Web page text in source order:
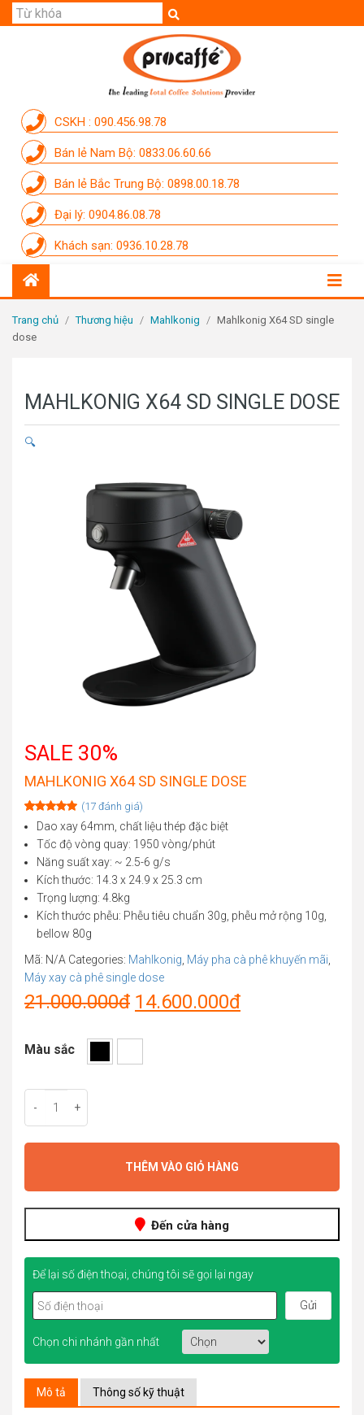
CSKH : 090.456.98.78
Bán lẻ Nam Bộ: 0833.06.60.66
Bán lẻ Bắc Trung Bộ: 0898.00.18.78
Đại lý: 0904.86.08.78
Khách sạn: 0936.10.28.78
DỊCH VỤ
CẨM NANG
THÀNH VIÊN PROCAFFE
KHUYẾN MÃI
SỰ KIỆN THƯƠNG HIỆU
LIÊN HỆ
Trang chủ / Thương hiệu / Mahlkonig / Mahlkonig X64 SD single
dose
MAHLKONIG X64 SD SINGLE DOSE
🔍
SALE 30%
MAHLKONIG X64 SD SINGLE DOSE
Rated5.00
based on
17
customer
ratings
(17đánh giá)
Dao xay 64mm, chất liệu thép đặc biệt
Tốc độ vòng quay: 1950 vòng/phút
Năng suất xay: ~ 2.5-6 g/s
Kích thước: 14.3 x 24.9 x 25.3 cm
Trọng lượng: 4.8kg
Kích thước phễu: Phễu tiêu chuẩn 30g, phễu mở rộng 10g,
bellow 80g
Mã: N/A Categories: Mahlkonig Máy pha cà phê khuyến mãi
Máy xay cà phê single dose
21.000.000đ Original
price
was:
14.600.000đCurrent
Màu sắc
- +
THÊM VÀO GIỎ HÀNG
Đến cửa hàng
Để lại số điện thoại, chúng tôi sẽ gọi lại ngay
Chọn chi nhánh gần nhất
Mô tả Thông số kỹ thuật